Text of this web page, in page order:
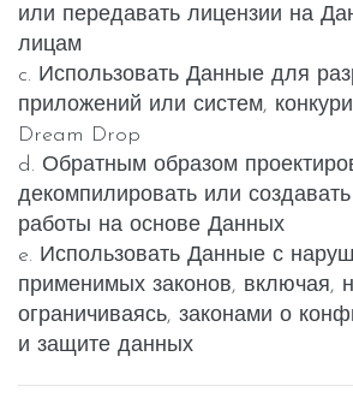
или передавать лицензии на
лицам
c. Использовать Данные для
приложений или систем,
Dream Drop
d. Обратным образом
декомпилировать или
работы на основе Данных
e. Использовать Данные с
применимых законов, включая,
ограничиваясь, законами о
и защите данных